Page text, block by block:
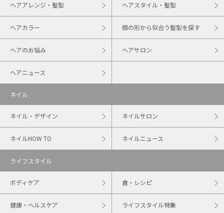
ヘアアレンジ・髪型 ヘアスタイル・髪型
ヘアカラー 顔の形から似合う髪型を探す
ヘアのお悩み ヘアサロン
ヘアニュース
ネイル
ネイル・デザイン ネイルサロン
ネイルHOW TO ネイルニュース
ライフスタイル
ボディケア 食・レシピ
健康・ヘルスケア ライフスタイル特集